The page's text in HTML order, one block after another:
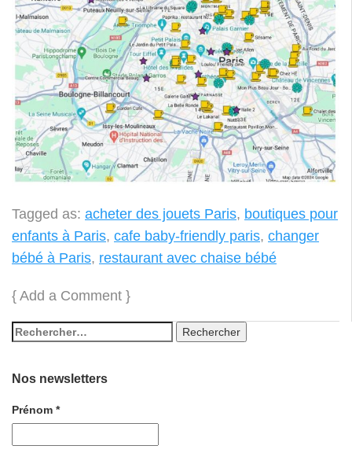
Tagged as: acheter des jouets Paris, boutiques pour
enfants à Paris, cafe baby-friendly paris, changer
bébé à Paris, restaurant avec chaise bébé
{ Add a Comment }
Nos newsletters
Prénom *